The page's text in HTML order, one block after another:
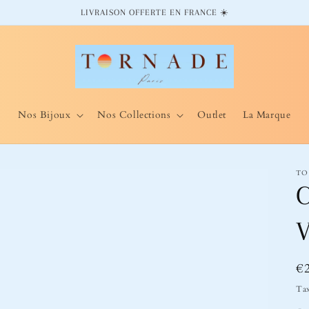
LIVRAISON OFFERTE EN FRANCE ☀️
Nos Bijoux Nos Collections Outlet La Marque